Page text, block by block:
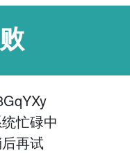
忙碌中
再试